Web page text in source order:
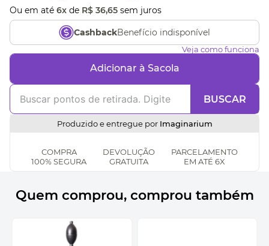
Ou em até 6x de R$ 36,65 sem juros
CashbackBenefício indisponível
Veja como funciona
Adicionar à Sacola
BUSCAR
Produzido e entregue por Imaginarium
COMPRA
100% SEGURA
DEVOLUÇÃO
GRATUITA
PARCELAMENTO
EM ATÉ 6X
Quem comprou, comprou também